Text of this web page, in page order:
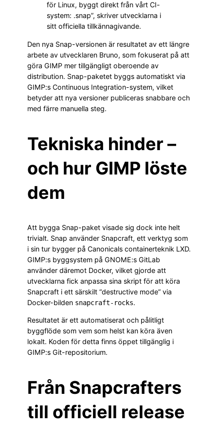
för Linux, byggt direkt från vårt CI-
system: .snap”, skriver utvecklarna i
sitt officiella tillkännagivande.
Den nya Snap-versionen är resultatet av ett längre
arbete av utvecklaren Bruno, som fokuserat på att
göra GIMP mer tillgängligt oberoende av
distribution. Snap-paketet byggs automatiskt via
GIMP:s Continuous Integration-system, vilket
betyder att nya versioner publiceras snabbare och
med färre manuella steg.
Tekniska hinder –
och hur GIMP löste
dem
Att bygga Snap-paket visade sig dock inte helt
trivialt. Snap använder Snapcraft, ett verktyg som
i sin tur bygger på Canonicals containerteknik LXD.
GIMP:s byggsystem på GNOME:s GitLab
använder däremot Docker, vilket gjorde att
utvecklarna fick anpassa sina skript för att köra
Snapcraft i ett särskilt “destructive mode” via
Docker-bilden snapcraft-rocks.
Resultatet är ett automatiserat och pålitligt
byggflöde som vem som helst kan köra även
lokalt. Koden för detta finns öppet tillgänglig i
GIMP:s Git-repositorium.
Från Snapcrafters
till officiell release